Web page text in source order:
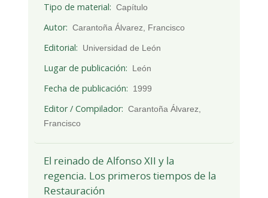
Tipo de material Capítulo
Autor Carantoña Álvarez, Francisco
Editorial Universidad de León
Lugar de publicación León
Fecha de publicación 1999
Editor / Compilador
Carantoña Álvarez,
Francisco
El reinado de Alfonso XII y la
regencia. Los primeros tiempos de la
Restauración